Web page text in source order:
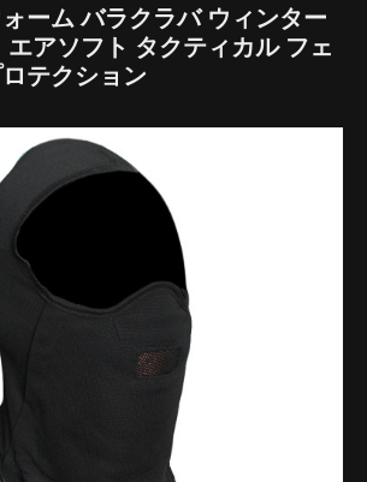
ーム バラクラバ ウィンター
アソフト タクティカル フェ
テクション